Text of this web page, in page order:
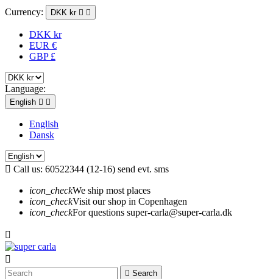
Currency: DKK kr  
DKK kr
EUR €
GBP £
Language:
English  
English
Dansk
 Call us: 60522344 (12-16) send evt. sms
icon_checkWe ship most places
icon_checkVisit our shop in Copenhagen
icon_checkFor questions super-carla@super-carla.dk


 Search